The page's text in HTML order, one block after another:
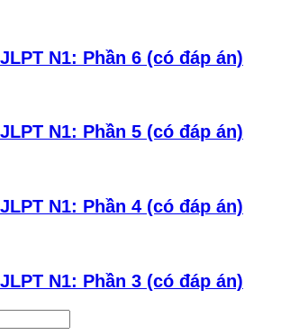
N1: Phần 6 (có đáp án)
N1: Phần 5 (có đáp án)
N1: Phần 4 (có đáp án)
N1: Phần 3 (có đáp án)